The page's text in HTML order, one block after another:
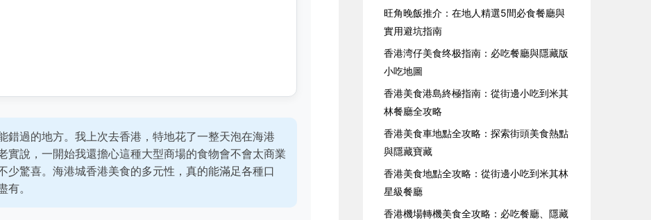
錯過的地方。我上次去香港，特地花了一整天泡在海港
實說，一開始我還擔心這種大型商場的食物會不會太商業
少驚喜。海港城香港美食的多元性，真的能滿足各種口
。
旺角晚飯推介：在地人精選5間必食餐廳與
實用避坑指南
香港湾仔美食终极指南：必吃餐廳與隱藏版
小吃地圖
香港美食港島終極指南：從街邊小吃到米其
林餐廳全攻略
香港美食車地點全攻略：探索街頭美食熱點
與隱藏寶藏
香港美食地點全攻略：從街邊小吃到米其林
星級餐廳
香港機場轉機美食全攻略：必吃餐廳、隱藏